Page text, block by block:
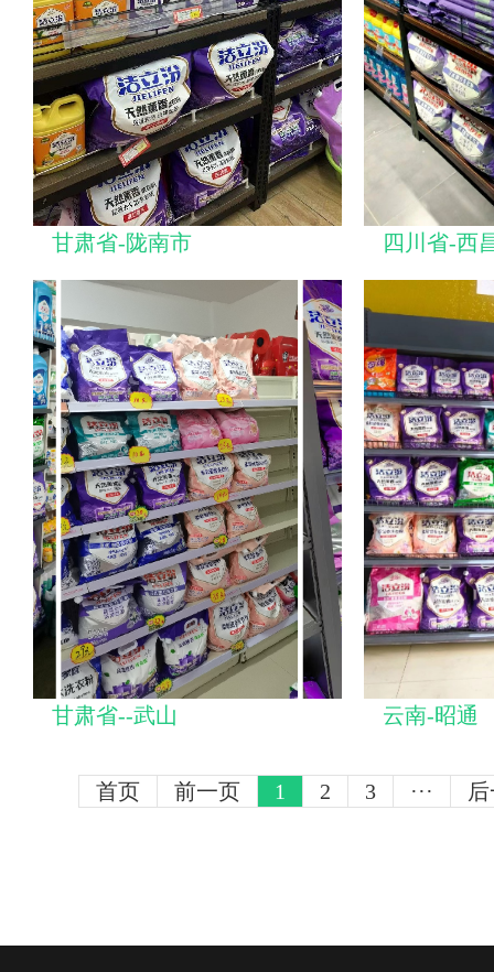
甘肃省-陇南市 四川省-西
甘肃省--武山 云南-昭通
首页 前一页 1 2 3 ···